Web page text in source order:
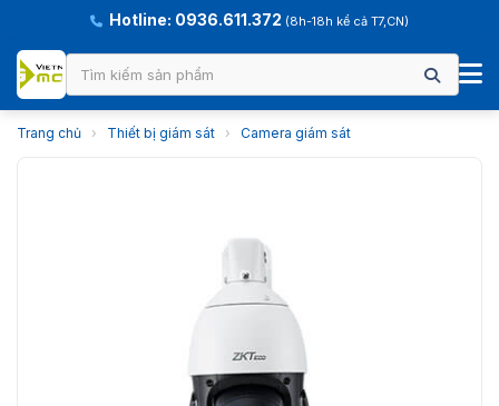
Hotline: 0936.611.372 (8h-18h kể cả T7,CN)
Trang chủ › Thiết bị giám sát › Camera giám sát